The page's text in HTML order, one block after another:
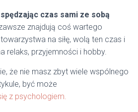
czas sami ze sobą
znajdują coś wartego
na siłę, wolą ten czas i
relaks, przyjemności i hobby.
że nie masz zbyt wiele wspólnego
być może
z psychologiem.